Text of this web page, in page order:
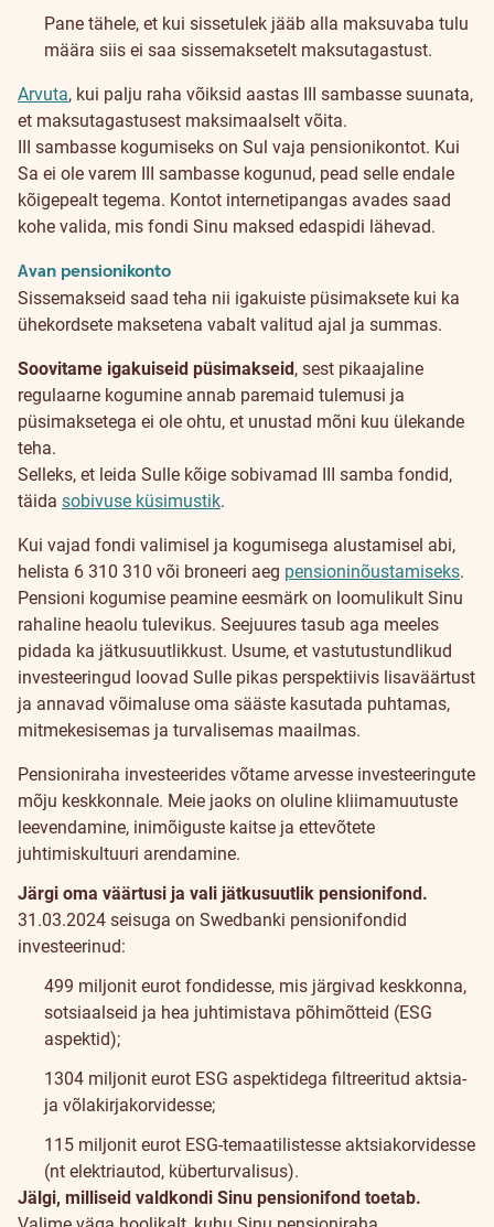
Pane tähele, et kui sissetulek jääb alla maksuvaba tulu
määra siis ei saa sissemaksetelt maksutagastust.
Arvuta, kui palju raha võiksid aastas III sambasse suunata,
et maksutagastusest maksimaalselt võita.
Kuidas
alustada?
III sambasse kogumiseks on Sul vaja pensionikontot. Kui
Sa ei ole varem III sambasse kogunud, pead selle endale
kõigepealt tegema. Kontot internetipangas avades saad
kohe valida, mis fondi Sinu maksed edaspidi lähevad.
Avan pensionikonto
Sissemakseid saad teha nii igakuiste püsimaksete kui ka
ühekordsete maksetena vabalt valitud ajal ja summas.
Soovitame igakuiseid püsimakseid, sest pikaajaline
regulaarne kogumine annab paremaid tulemusi ja
püsimaksetega ei ole ohtu, et unustad mõni kuu ülekande
teha.
Selleks, et leida Sulle kõige sobivamad III samba fondid,
täida sobivuse küsimustik.
Kui vajad fondi valimisel ja kogumisega alustamisel abi,
helista 6 310 310 või broneeri aeg pensioninõustamiseks.
Jätkusuutlikkus
Pensioni kogumise peamine eesmärk on loomulikult Sinu
rahaline heaolu tulevikus. Seejuures tasub aga meeles
pidada ka jätkusuutlikkust. Usume, et vastutustundlikud
investeeringud loovad Sulle pikas perspektiivis lisaväärtust
ja annavad võimaluse oma sääste kasutada puhtamas,
mitmekesisemas ja turvalisemas maailmas.
Pensioniraha investeerides võtame arvesse investeeringute
mõju keskkonnale. Meie jaoks on oluline kliimamuutuste
leevendamine, inimõiguste kaitse ja ettevõtete
juhtimiskultuuri arendamine.
Järgi oma väärtusi ja vali jätkusuutlik pensionifond.
31.03.2024 seisuga on Swedbanki pensionifondid
investeerinud:
499 miljonit eurot fondidesse, mis järgivad keskkonna,
sotsiaalseid ja hea juhtimistava põhimõtteid (ESG
aspektid);
1304 miljonit eurot ESG aspektidega filtreeritud aktsia-
ja võlakirjakorvidesse;
115 miljonit eurot ESG-temaatilistesse aktsiakorvidesse
(nt elektriautod, küberturvalisus).
Jälgi, milliseid valdkondi Sinu pensionifond toetab.